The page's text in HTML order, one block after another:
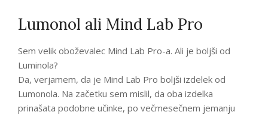
Lumonol ali Mind Lab Pro
Sem velik oboževalec Mind Lab Pro-a. Ali je boljši od
Luminola?
Da, verjamem, da je Mind Lab Pro boljši izdelek od
Lumonola. Na začetku sem mislil, da oba izdelka
prinašata podobne učinke, po večmesečnem jemanju